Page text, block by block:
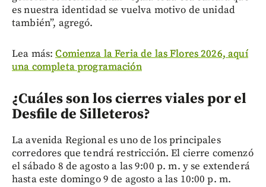
es nuestra identidad se vuelva motivo de unidad
también”, agregó.
Lea más:Comienza la Feria de las Flores 2026, aquí
una completa programación
¿Cuáles son los cierres viales por el
Desfile de Silleteros?
La avenida Regional es uno de los principales
corredores que tendrá restricción. El cierre comenzó
el sábado 8 de agosto a las 9:00 p. m. y se extenderá
hasta este domingo 9 de agosto a las 10:00 p. m.